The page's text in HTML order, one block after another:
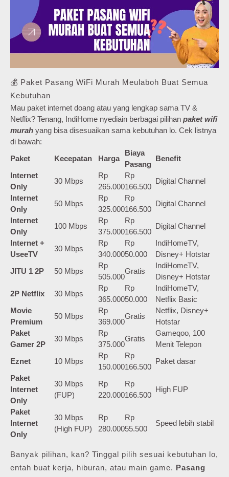
💰 Paket Pasang WiFi Murah Meulaboh Buat Semua
Kebutuhan
Mau paket internet doang atau yang lengkap sama TV &
Netflix? Tenang, IndiHome nyediain berbagai pilihan paket wifi
murah yang bisa disesuaikan sama kebutuhan lo. Cek listnya
di bawah:
Paket
Kecepatan Harga
Biaya
Pasang
Benefit
Internet
Only
30 Mbps
Rp
265.000
Rp
166.500
Digital Channel
Internet
Only
50 Mbps
Rp
325.000
Rp
166.500
Digital Channel
Internet
Only
100 Mbps
Rp
375.000
Rp
166.500
Digital Channel
Internet +
UseeTV
30 Mbps
Rp
340.000
Rp
50.000
IndiHomeTV,
Disney+ Hotstar
JITU 1 2P
50 Mbps
Rp
505.000
Gratis
IndiHomeTV,
Disney+ Hotstar
2P Netflix
30 Mbps
Rp
365.000
Rp
50.000
IndiHomeTV,
Netflix Basic
Movie
Premium
50 Mbps
Rp
369.000
Gratis
Netflix, Disney+
Hotstar
Paket
Gamer 2P
30 Mbps
Rp
375.000
Gratis
Gameqoo, 100
Menit Telepon
Eznet
10 Mbps
Rp
150.000
Rp
166.500
Paket dasar
Paket
Internet
Only
30 Mbps
(FUP)
Rp
220.000
Rp
166.500
High FUP
Paket
Internet
Only
30 Mbps
(High FUP)
Rp
280.000
Rp
55.500
Speed lebih stabil
Banyak pilihan, kan? Tinggal pilih sesuai kebutuhan lo,
entah buat kerja, hiburan, atau main game. Pasang